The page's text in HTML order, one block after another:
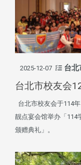
2025-12-07 台北
台北市校友会
台北市校友会于114
靓点宴会馆举办「114
颁赠典礼」。